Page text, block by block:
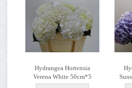
Hydrangea Hortensia
Verena White 50cm*5